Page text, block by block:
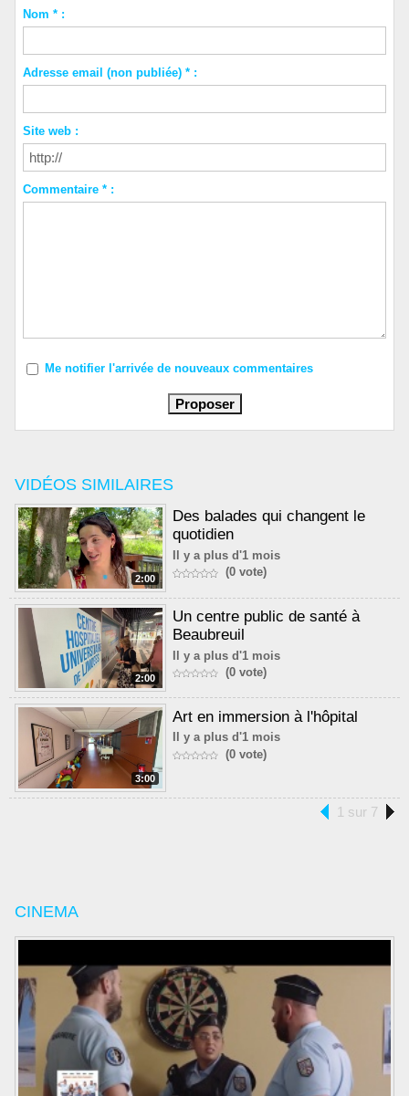
VIDÉOS SIMILAIRES
2:00
Des balades qui changent le
quotidien
Il y a plus d'1 mois
(0 vote)
2:00
Un centre public de santé à
Beaubreuil
Il y a plus d'1 mois
(0 vote)
3:00
Art en immersion à l'hôpital
Il y a plus d'1 mois
(0 vote)
1 sur 7
CINEMA
Nom * :
Adresse email (non publiée) * :
Site web :
Commentaire * :
Me notifier l'arrivée de nouveaux commentaires